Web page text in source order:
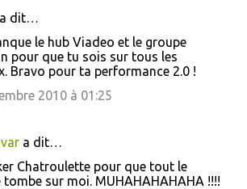
a dit…
le hub Viadeo et le groupe
pour que tu sois sur tous les
Bravo pour ta performance 2.0 !
2010 à 01:25
a dit…
Chatroulette pour que tout le
tombe sur moi. MUHAHAHAHAHA !!!!